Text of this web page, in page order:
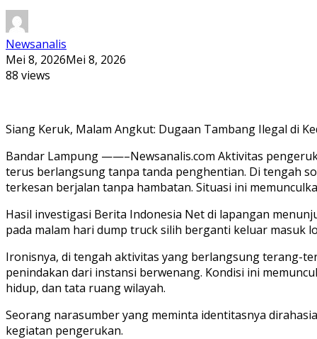
Newsanalis
Mei 8, 2026Mei 8, 2026
88 views
Siang Keruk, Malam Angkut: Dugaan Tambang Ilegal di
Bandar Lampung ——–Newsanalis.com Aktivitas
terus berlangsung tanpa tanda penghentian. Di tengah
terkesan berjalan tanpa hambatan. Situasi ini
Hasil investigasi Berita Indonesia Net di lapangan
pada malam hari dump truck silih berganti keluar masuk
Ironisnya, di tengah aktivitas yang berlangsung terang-
penindakan dari instansi berwenang. Kondisi ini
hidup, dan tata ruang wilayah.
Seorang narasumber yang meminta identitasnya
kegiatan pengerukan.